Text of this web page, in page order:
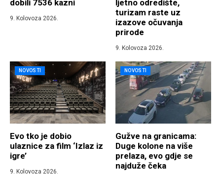
dobili 7536 kazni
9. Kolovoza 2026.
ljetno odredište,
turizam raste uz
izazove očuvanja
prirode
9. Kolovoza 2026.
NOVOSTI
Evo tko je dobio
ulaznice za film ‘Izlaz iz
igre’
9. Kolovoza 2026.
NOVOSTI
Gužve na granicama:
Duge kolone na više
prelaza, evo gdje se
najduže čeka